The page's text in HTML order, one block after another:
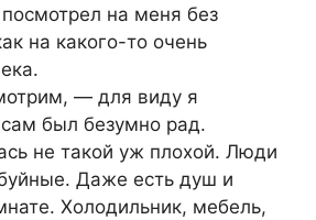
на меня без
на какого-то очень
— для виду я
был безумно рад.
не такой уж плохой. Люди
Даже есть душ и
Холодильник, мебель,